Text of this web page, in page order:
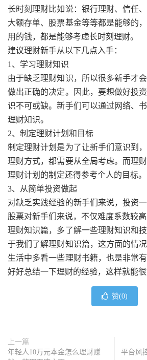
长时刻理财比如说：银行理财、信任
大额存单、股票基金等等都是能够的
用的钱，都是能够考虑长时刻理财。
建议理财新手从以下几点入手：
1、学习理财知识
由于缺乏理财知识，所以很多新手才
做出正确的决定。因此，要想做好投
识不可或缺。新手们可以通过网络、
理财知识。
2、制定理财计划和目标
制定理财计划是为了让新手们意识到
理财方式，都需要从全局考虑。而理
理财计划的制定还得参考个人的目标。
3、从简单投资做起
对缺乏实践经验的新手们来说，投资
股票对新手们来说，不仅难度系数较高
理财知识篇，多了解一些理财知识和
于我们了解理财知识篇，这方面的情
生活中多看一些理财书籍，也是非常
好好总结一下理财的经验，这样就能很
赞(0)
上一篇
年轻人10万元本金怎么理财赚
平台风